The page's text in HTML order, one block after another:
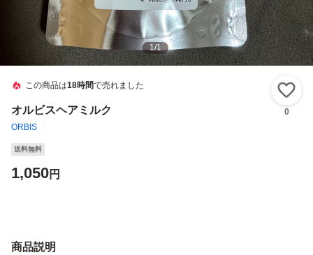
1/1
この商品は18時間で売れました
オルビスヘアミルク
ORBIS
0
送料無料
1,050円
商品説明